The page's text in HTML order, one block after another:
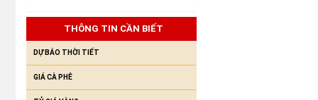
THÔNG TIN CẦN BIẾT
DỰ BÁO THỜI TIẾT
GIÁ CÀ PHÊ